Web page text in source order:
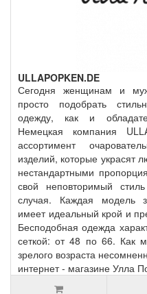
ULLAPOPKEN.DE
Сегодня женщинам и
просто подобрать
одежду, как и
Немецкая компания
ассортимент
изделий, которые украсят
нестандартными
свой неповторимый
случая. Каждая модель
имеет идеальный крой и
Бесподобная одежда
сеткой: от 48 по 66. Как
зрелого возраста
интернет - магазине Улла